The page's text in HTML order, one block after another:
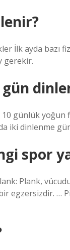
İlk ayda bazı
gerekir.
günlük
iki dinlenme
spor
Plank,
egzersizdir. …